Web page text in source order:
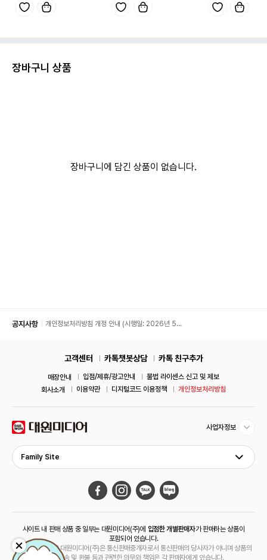
장바구니 상품
장바구니에 담긴 상품이 없습니다.
공지사항
개인정보처리방침 개정 안내 (시행일: 2026년 5월
고객센터 카톡챗봇상담 카톡 친구추가
매장안내 입점/제휴/광고안내
불법 라이센스 신고 및 제보
회사소개
이용약관 디지털코드 이용정책 개인정보처리방침
사업자정보
Family Site
사이트 내 판매 상품 중 일부는 대원미디어(주)에 입점한 개별판매자가 판매하는 상품이
포함되어 있습니다.
해당 상품의 경우 대원미디어(주)은 통신판매중개자로서 통신판매의 당사자가 아니며 상품의
주문, 배송 및 환불 등과 관련한 의무와 책임은 각 판매자에게 있습니다.